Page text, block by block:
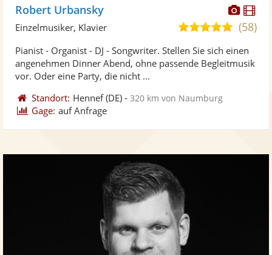
Fotos
Robert Urbansky
4,9
5
(58)
Einzelmusiker, Klavier
Pianist - Organist - DJ - Songwriter. Stellen Sie sich einen
angenehmen Dinner Abend, ohne passende Begleitmusik
vor. Oder eine Party, die nicht ...
Standort: Hennef(DE) -320 km von Naumburg
Gage: auf Anfrage